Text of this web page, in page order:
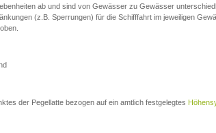
ab und sind von Gewässer zu Gewässer
(z.B. Sperrungen) für die Schifffahrt im jeweiligen
der Pegellatte bezogen auf ein amtlich festgelegtes